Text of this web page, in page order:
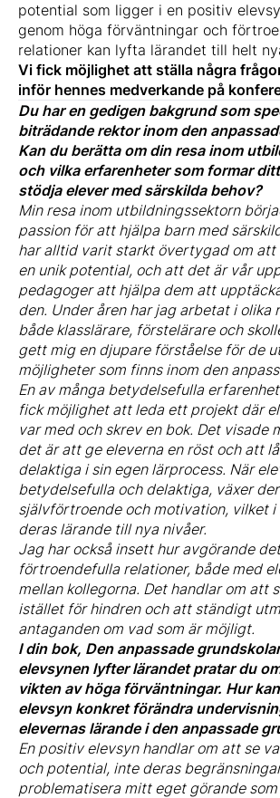
potential som ligger i en positiv
genom höga förväntningar och
relationer kan lyfta lärandet till helt
Vi fick möjlighet att ställa några
inför hennes medverkande på
Du har en gedigen bakgrund som
biträdande rektor inom den
Kan du berätta om din resa inom
och vilka erfarenheter som formar
stödja elever med särskilda behov?
Min resa inom utbildningssektorn
passion för att hjälpa barn med
har alltid varit starkt övertygad om att
en unik potential, och att det är vår
pedagoger att hjälpa dem att
den. Under åren har jag arbetat i olika
både klasslärare, förstelärare och
gett mig en djupare förståelse för de
möjligheter som finns inom den
En av många betydelsefulla
fick möjlighet att leda ett projekt där
var med och skrev en bok. Det visade
det är att ge eleverna en röst och att
delaktiga i sin egen lärprocess. När
betydelsefulla och delaktiga, växer
självförtroende och motivation, vilket
deras lärande till nya nivåer.
Jag har också insett hur avgörande
förtroendefulla relationer, både med
mellan kollegorna. Det handlar om att
istället för hindren och att ständigt
antaganden om vad som är möjligt.
I din bok, Den anpassade
elevsynen lyfter lärandet pratar du
vikten av höga förväntningar. Hur
elevsyn konkret förändra
elevernas lärande i den anpassade
En positiv elevsyn handlar om att se
och potential, inte deras
problematisera mitt eget görande